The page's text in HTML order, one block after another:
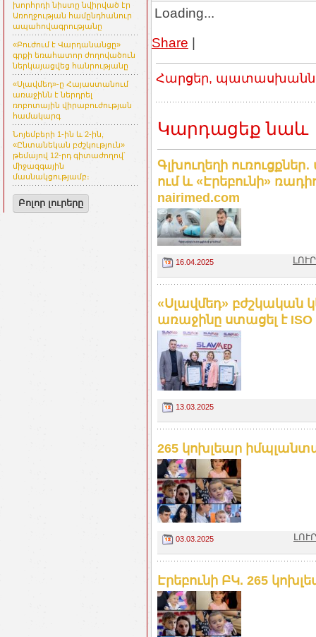
խորհրդի նիստը նվիրված էր
Առողջության համընդհանուր
ապահովագրությանը
«Բուժում է Վարդանանցը»
գրքի եռահատոր ժողովածուն
ներկայացվեց հանրությանը
«Սլավմեդ»-ը Հայաստանում
առաջինն է ներդրել
ռոբոտային վիրաբուժության
համակարգ
Նոյեմբերի 1-ին և 2-ին,
«Ընտանեկան բժշկություն»
թեմայով 12-րդ գիտաժողով՝
միջազգային
մասնակցությամբ։
Բոլոր լուրերը
Loading...
Share |
Հարցեր,
Կարդացեք նաև
Գլխուղեղի
ում և «Էրեբունի»
nairimed.com
16.04.2025
«Սլավմեդ» բժշկական
առաջինը ստացել է
13.03.2025
265 կոխլեար
03.03.2025
Էրեբունի ԲԿ. 265